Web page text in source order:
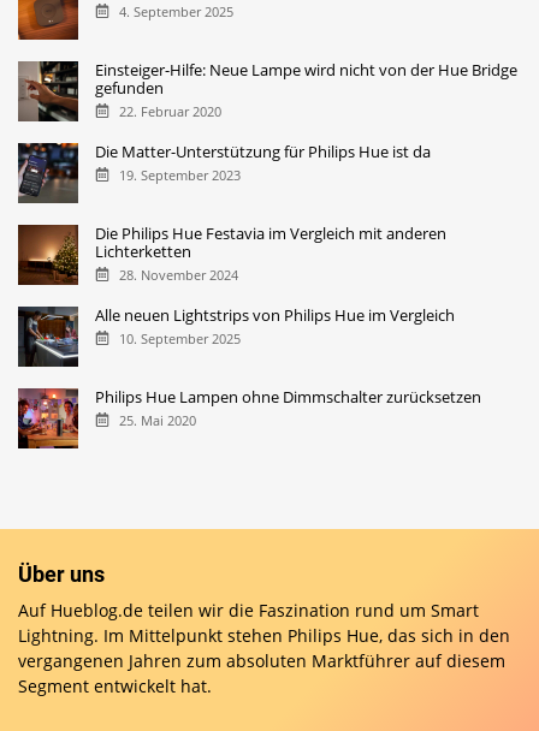
4. September 2025
Einsteiger-Hilfe: Neue Lampe wird nicht von der Hue Bridge
gefunden
22. Februar 2020
Die Matter-Unterstützung für Philips Hue ist da
19. September 2023
Die Philips Hue Festavia im Vergleich mit anderen
Lichterketten
28. November 2024
Alle neuen Lightstrips von Philips Hue im Vergleich
10. September 2025
Philips Hue Lampen ohne Dimmschalter zurücksetzen
25. Mai 2020
Über uns
Auf Hueblog.de teilen wir die Faszination rund um Smart
Lightning. Im Mittelpunkt stehen Philips Hue, das sich in den
vergangenen Jahren zum absoluten Marktführer auf diesem
Segment entwickelt hat.